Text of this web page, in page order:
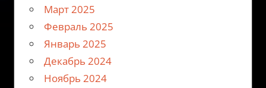
Март 2025
Февраль 2025
Январь 2025
Декабрь 2024
Ноябрь 2024